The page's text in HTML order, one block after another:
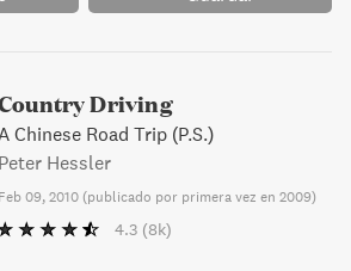
entender este país que sin duda
Driving
Chinese Road Trip (P.S.)
Peter Hessler
Feb 09, 2010 (publicado por primera vez en 2009)
4.3 (8k)